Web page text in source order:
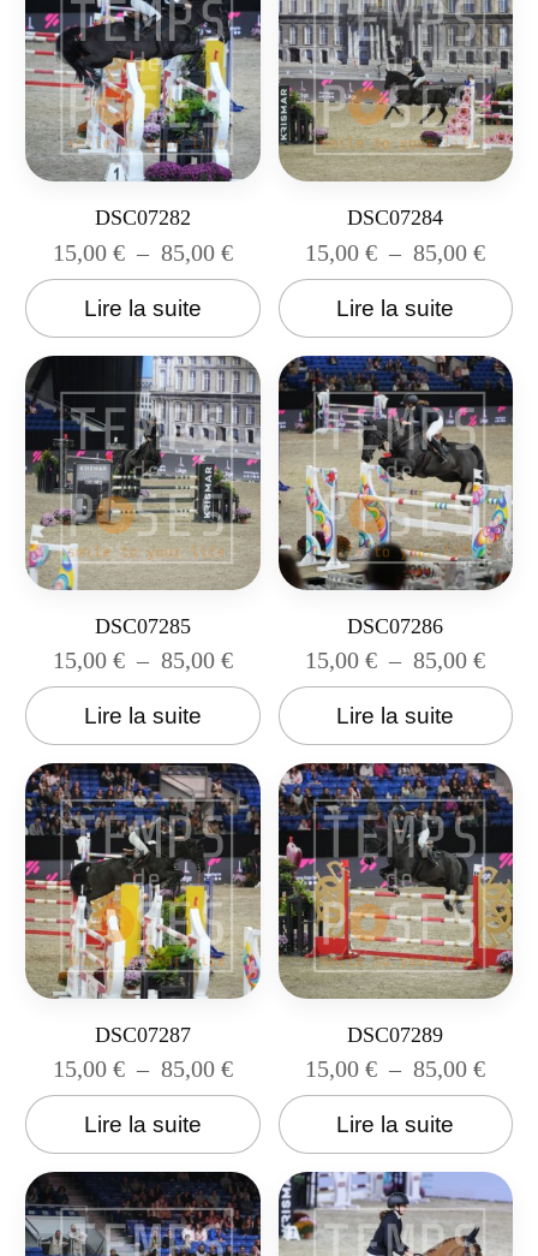
DSC07282
15,00 € – 85,00 €
Lire la suite
DSC07284
15,00€ – 85,00€
Lire la suite
DSC07285
15,00 € – 85,00 €
Lire la suite
DSC07286
15,00€ – 85,00€
Lire la suite
DSC07287
15,00 € – 85,00 €
Lire la suite
DSC07289
15,00€ – 85,00€
Lire la suite